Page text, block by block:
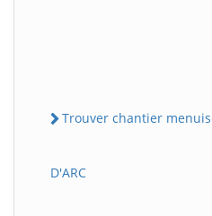
Trouver chantier
D'ARC